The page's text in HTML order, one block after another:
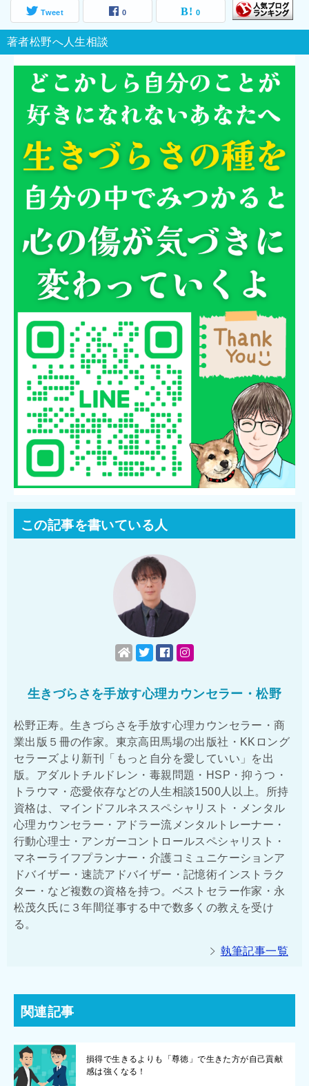
Tweet 0 0
著者松野へ人生相談
この記事を書いている人
生きづらさを手放す心理カウンセラー・松野
松野正寿。生きづらさを手放す心理カウンセラー・商
業出版５冊の作家。東京高田馬場の出版社・KKロング
セラーズより新刊「もっと自分を愛していい」を出
版。アダルトチルドレン・毒親問題・HSP・抑うつ・
トラウマ・恋愛依存などの人生相談1500人以上。所持
資格は、マインドフルネススペシャリスト・メンタル
心理カウンセラー・アドラー流メンタルトレーナー・
行動心理士・アンガーコントロールスペシャリスト・
マネーライフプランナー・介護コミュニケーションア
ドバイザー・速読アドバイザー・記憶術インストラク
ター・など複数の資格を持つ。ベストセラー作家・永
松茂久氏に３年間従事する中で数多くの教えを受け
る。
執筆記事一覧
関連記事
損得で生きるよりも「尊徳」で生きた方が自己貢献
感は強くなる！